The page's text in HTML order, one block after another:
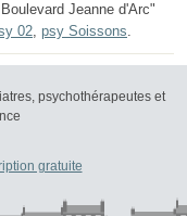
Jeanne d'Arc"
02, psy Soissons.
psychothérapeutes et
gratuite